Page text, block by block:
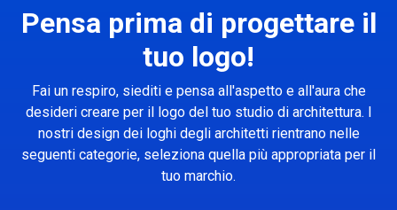
Pensa prima di progettare il
tuo logo!
Fai un respiro, siediti e pensa all'aspetto e all'aura che
desideri creare per il logo del tuo studio di architettura. I
nostri design dei loghi degli architetti rientrano nelle
seguenti categorie, seleziona quella più appropriata per il
tuo marchio.